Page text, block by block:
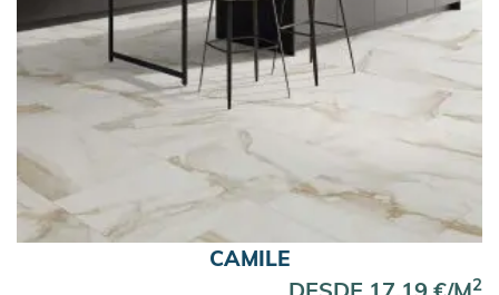
Baldosas para Exterior
Color
Azulejos Verdes
Azulejos Azules
Los azulejos más vendidos Enero 2026
CAMILE
2